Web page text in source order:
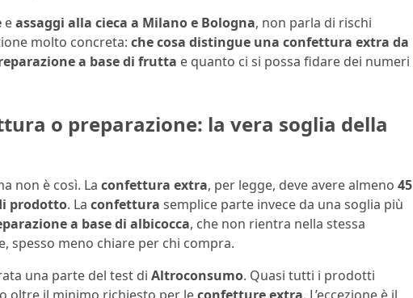
eassaggi alla cieca a Milano e Bologna, non parla di rischi
molto concreta: che cosa distingue una confettura extra da
a base di frutta e quanto ci si possa fidare dei numeri
o preparazione: la vera soglia della
non è così. La confettura extra, per legge, deve avere almeno 45
prodotto. La confettura semplice parte invece da una soglia più
a base di albicocca, che non rientra nella stessa
spesso meno chiare per chi compra.
una parte del test di Altroconsumo. Quasi tutti i prodotti